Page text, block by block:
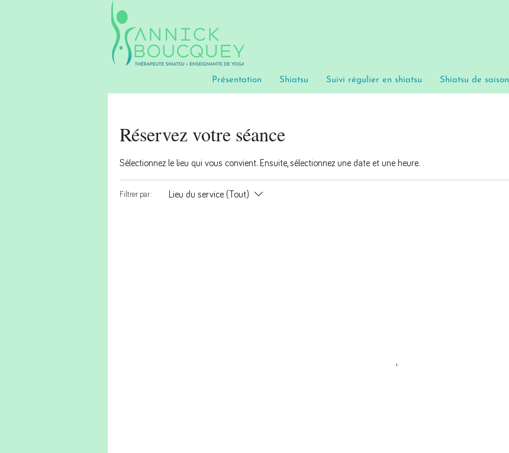
Présentation Shiatsu Suivi régulier en shiatsu Shiatsu de saison
Réservez votre séance
Sélectionnez le lieu qui vous convient. Ensuite, sélectionnez une date et une heure.
Filtrer par : Lieu du service (Tout)